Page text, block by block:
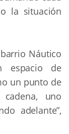
la situación
Náutico
espacio de
un punto de
uno
adelante”,